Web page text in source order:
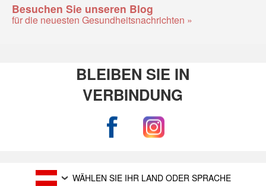
Besuchen Sie unseren Blog
für die neuesten Gesundheitsnachrichten »
BLEIBEN SIE IN
VERBINDUNG
WÄHLEN SIE IHR LAND ODER SPRACHE